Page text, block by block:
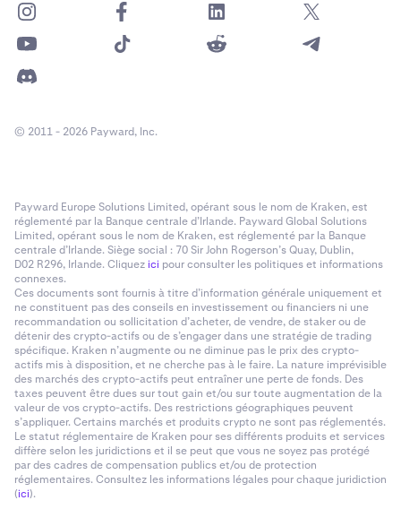
© 2011 - 2026 Payward, Inc.
Payward Europe Solutions Limited, opérant sous le nom de Kraken, est
réglementé par la Banque centrale d’Irlande. Payward Global Solutions
Limited, opérant sous le nom de Kraken, est réglementé par la Banque
centrale d’Irlande. Siège social : 70 Sir John Rogerson’s Quay, Dublin,
D02 R296, Irlande. Cliquezici pour consulter les politiques et informations
connexes.
Ces documents sont fournis à titre d’information générale uniquement et
ne constituent pas des conseils en investissement ou financiers ni une
recommandation ou sollicitation d’acheter, de vendre, de staker ou de
détenir des crypto-actifs ou de s’engager dans une stratégie de trading
spécifique. Kraken n’augmente ou ne diminue pas le prix des crypto-
actifs mis à disposition, et ne cherche pas à le faire. La nature imprévisible
des marchés des crypto-actifs peut entraîner une perte de fonds. Des
taxes peuvent être dues sur tout gain et/ou sur toute augmentation de la
valeur de vos crypto-actifs. Des restrictions géographiques peuvent
s’appliquer. Certains marchés et produits crypto ne sont pas réglementés.
Le statut réglementaire de Kraken pour ses différents produits et services
diffère selon les juridictions et il se peut que vous ne soyez pas protégé
par des cadres de compensation publics et/ou de protection
réglementaires. Consultez les informations légales pour chaque juridiction
(ici).